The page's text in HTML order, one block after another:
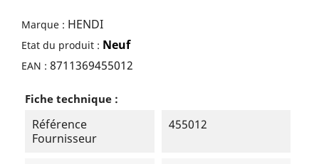
Marque : HENDI
Etat du produit : Neuf
EAN : 8711369455012
Fiche technique :
Référence
Fournisseur
455012